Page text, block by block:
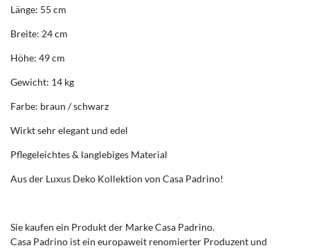
Länge: 55 cm
Breite: 24 cm
Höhe: 49 cm
Gewicht: 14 kg
Farbe: braun / schwarz
Wirkt sehr elegant und edel
Pflegeleichtes & langlebiges Material
Aus der Luxus Deko Kollektion von Casa Padrino!
Sie kaufen ein Produkt der Marke Casa Padrino.
Casa Padrino ist ein europaweit renomierter Produzent und